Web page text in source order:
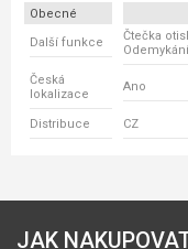
Obecné
Další funkce
Čtečka
Česká
lokalizace
Ano
Distribuce CZ
JAK